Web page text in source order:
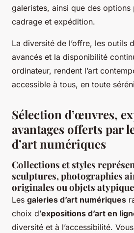
galeristes, ainsi que des options
cadrage et expédition.
La diversité de l’offre, les outils
avancés et la disponibilité
ordinateur, rendent l’art
accessible à tous, en toute
Sélection d’œuvres,
avantages offerts par
d’art numériques
Collections et styles
sculptures, photographies
originales ou objets
Les galeries d’art numériques
choix d’expositions d’art en
diversité et à l’accessibilité.